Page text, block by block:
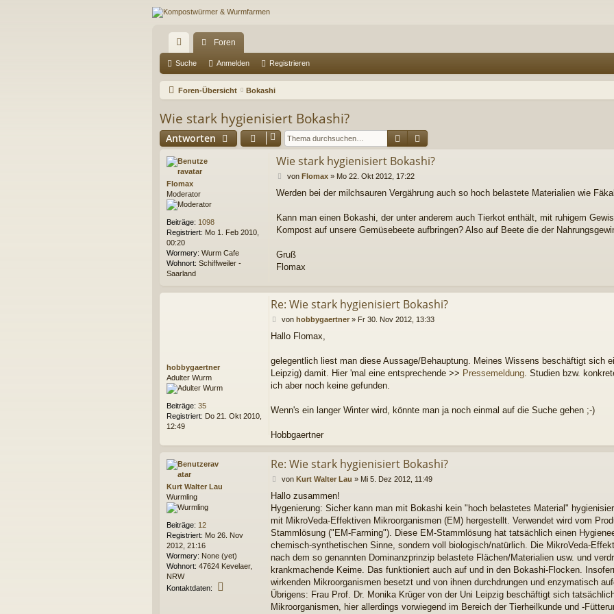
ch
ne
ug
riff
Foren
Suche Anmelden Registrieren
Foren-Übersicht Bokashi
Wie stark hygienisiert Bokashi?
Antworten Suche
Flomax
Moderator
Beiträge: 1098
Registriert: Mo 1. Feb 2010,
00:20
Wormery: Wurm Cafe
Wohnort: Schiffweiler -
Saarland
Wie stark hygienisiert Bokashi?
B
i
r
a
von Flomax» Mo 22. Okt 2012, 17:22
Werden bei der milchsauren Vergährung auch so hoch belastete Materialien wie
Kann man einen Bokashi, der unter anderem auch Tierkot enthält, mit ruhigem
Kompost auf unsere Gemüsebeete aufbringen? Also auf Beete die der
Gruß
Flomax
hobbygaertner
Adulter Wurm
Beiträge: 35
Registriert: Do 21. Okt 2010,
12:49
Re: Wie stark hygienisiert Bokashi?
B
i
r
a
g
von hobbygaertner» Fr 30. Nov 2012, 13:33
Hallo Flomax,
gelegentlich liest man diese Aussage/Behauptung. Meines Wissens beschäftigt sich
Leipzig) damit. Hier 'mal eine entsprechende >> Pressemeldung. Studien bzw.
ich aber noch keine gefunden.
Wenn's ein langer Winter wird, könnte man ja noch einmal auf die Suche gehen ;-)
Hobbgaertner
Kurt Walter Lau
Wurmling
Beiträge: 12
Registriert: Mo 26. Nov
2012, 21:16
Wormery: None (yet)
Wohnort: 47624 Kevelaer,
NRW
Kontaktdaten:
Re: Wie stark hygienisiert Bokashi?
B
i
t
r
a
von Kurt Walter Lau » Mi 5. Dez 2012, 11:49
Hallo zusammen!
Hygenierung: Sicher kann man mit Bokashi kein "hoch belastetes Material"
mit MikroVeda-Effektiven Mikroorganismen (EM) hergestellt. Verwendet wird vom
Stammlösung ("EM-Farming"). Diese EM-Stammlösung hat tatsächlich einen
chemisch-synthetischen Sinne, sondern voll biologisch/natürlich. Die MikroVeda-
nach dem so genannten Dominanzprinzip belastete Flächen/Materialien usw. und
krankmachende Keime. Das funktioniert auch auf und in den Bokashi-Flocken.
wirkenden Mikroorganismen besetzt und von ihnen durchdrungen und enzymatisch
Übrigens: Frau Prof. Dr. Monika Krüger von der Uni Leipzig beschäftigt sich
Mikroorganismen, hier allerdings vorwiegend im Bereich der Tierheilkunde und -